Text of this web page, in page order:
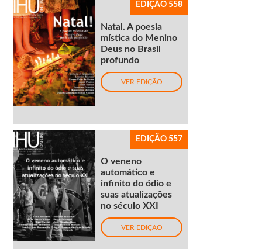
EDIÇÃO 558
Natal. A poesia
mística do Menino
Deus no Brasil
profundo
VER EDIÇÃO
EDIÇÃO 557
O veneno
automático e
infinito do ódio e
suas atualizações
no século XXI
VER EDIÇÃO